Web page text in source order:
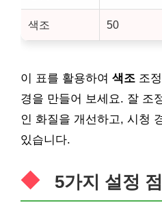
색조 50
이 표를 활용하여 색조 조
경을 만들어 보세요. 잘 조
인 화질을 개선하고, 시청
있습니다.
5가지 설정